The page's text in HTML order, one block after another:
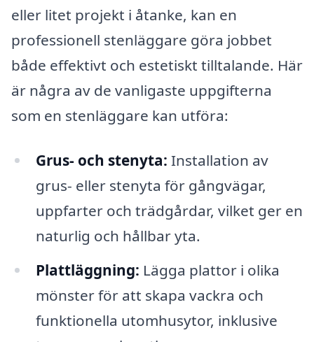
eller litet projekt i åtanke, kan en
professionell stenläggare göra jobbet
både effektivt och estetiskt tilltalande. Här
är några av de vanligaste uppgifterna
som en stenläggare kan utföra:
Grus- och stenyta: Installation av
grus- eller stenyta för gångvägar,
uppfarter och trädgårdar, vilket ger en
naturlig och hållbar yta.
Plattläggning: Lägga plattor i olika
mönster för att skapa vackra och
funktionella utomhusytor, inklusive